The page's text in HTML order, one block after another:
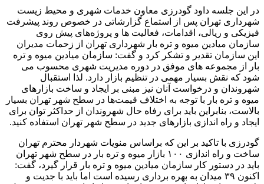
در این جلسه داود گودرزی معاون خدمات شهری و محیط‌ زیست
شهرداری تهران پس از استماع گزارشاتی در خصوص روند پیشرفت
فیزیکی و ریالی، اقدامات، فعالیت ها و پروژه‌های پیش روی
سازمان میادین میوه و تره بار شهرداری تهران از زحمات مدیران
این سازمان تقدیر و تشکر کرد و گفت: سازمان میادین میوه و تره
بار از مجموعه های موفق در دوره مدیریت شهری محسوب می
شود که نقش بسیار مهمی در تنظیم بازار دارد. لذا استقبال
شهروندان و درخواست آنان نیز مبنی بر ایجاد و ساخت بازارهای
میوه و تره بار با توجه به اختلاف قیمت‌ها در سطح شهر تهران بسیار
بالاست، بنابراین باید برای رفاه حال شهروندان از حداکثر توان برای
ایجاد و راه اندازی بازارهای جدید در سطح شهر تهران استفاده کنید.
گودرزی با تاکید بر این که براساس منویات شهردار محترم تهران
ساخت و راه اندازی ۱۰۰ بازار میوه و تره بار در سطح شهر تهران
باید در دستور کار سازمان میادین میوه و تره بار قرار گیرد، گفت:
اکنون ۳۹ میدان به بهره برداری رسیده است اما باید با جدیت و